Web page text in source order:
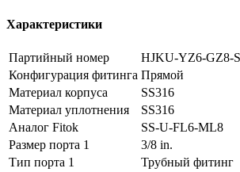
Характеристики
Партийный номер
HJKU-YZ6-GZ8-
Конфигурация фитинга Прямой
Материал корпуса
SS316
Материал уплотнения
SS316
Аналог Fitok
SS-U-FL6-ML8
Размер порта 1
3/8 in.
Тип порта 1
Трубный фитинг